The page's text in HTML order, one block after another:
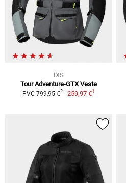
IXS
Tour Adventure-GTX Veste
PVC 799,95 €2 259,97 €1